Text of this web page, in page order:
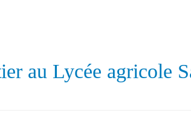
au Lycée agricole